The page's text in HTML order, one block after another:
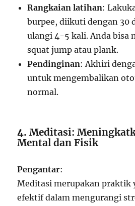
Rangkaian latihan:
burpee, diikuti dengan 30
ulangi 4-5 kali. Anda bisa
squat jump atau plank.
Pendinginan: Akhiri
untuk mengembalikan
normal.
4.Meditasi:
Mental dan Fisik
Pengantar:
Meditasi merupakan praktik
efektif dalam mengurangi